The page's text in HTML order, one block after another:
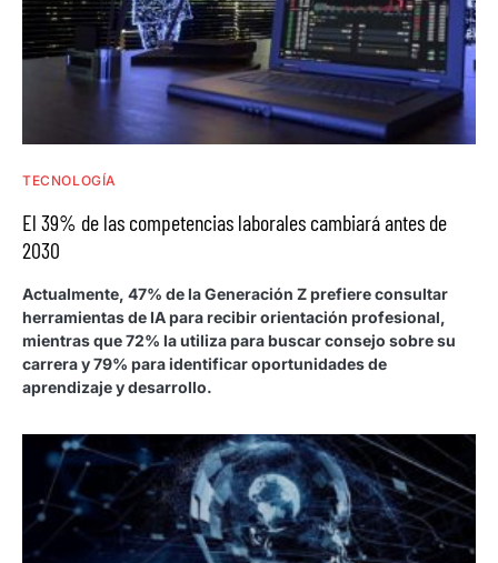
TECNOLOGÍA
El 39% de las competencias laborales cambiará antes de
2030
Actualmente, 47% de la Generación Z prefiere consultar
herramientas de IA para recibir orientación profesional,
mientras que 72% la utiliza para buscar consejo sobre su
carrera y 79% para identificar oportunidades de
aprendizaje y desarrollo.